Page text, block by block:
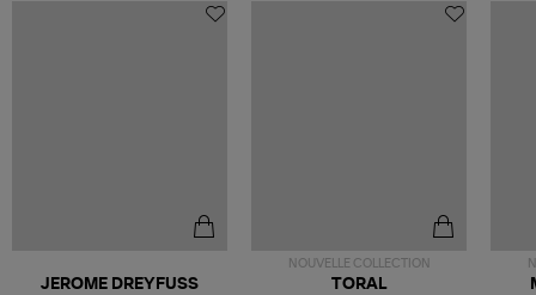
JEROME DREYFUSS
NOUVELLE COLLECTION
TORAL